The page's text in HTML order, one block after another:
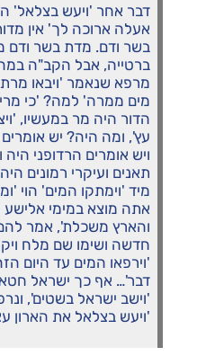
דבר אחר 'ויעש בצלאל'
אעלה ארוכה לך' אין
בשר ודם. מדת בשר ודם
ברטייה, אבל הקב"ה
מרפא שנאמר 'ויבאו
מים ממרה' למה? 'כי
הדור היה מר במעשיו,
עץ', ומה היה? יש
ויש אומרים הרדופני היה
תאנים ועיקרי רמונים
מיד 'וימתקו המים' הוי
אתה מוצא במימי אלישע
והארץ משכלת', אמר
חדשה ושימו שם מלח
'וירפאו המים עד היום
דבר'… אף כך ישראל
'וישב ישראל בשטים',
'ויעש בצלאל את הארון